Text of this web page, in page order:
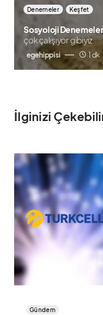
Denemeler Keşfet
Sosyoloji
çok çalışıyor gibiyiz
egehippisi 1 dk
İlginizi
Gündem